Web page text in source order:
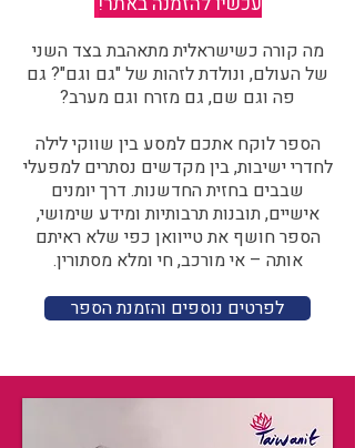
מה קורה כשישראלית מתאהבת בצד השני
של העולם, ונולדת לזהות של "גם וגם"? גם
פה וגם שם, גם מזרח וגם מערב?​​
הספר לוקח אתכם למסע בין שווקי לילה
לחדרי ישיבות, בין מקדשים נסתרים למפעלי
שבבים בחזית החדשנות. דרך יומנים
אישיים, תובנות תרבותיות ומידע שימושי,
הספר חושף את טייוואן כפי שלא ראיתם
אותה – אי מורכב, חי ומלא מסתורין.
לפרטים נוספים והזמנת הספר